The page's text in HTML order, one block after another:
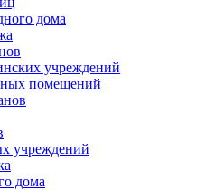
дома
учреждений
помещений
учреждений
дома